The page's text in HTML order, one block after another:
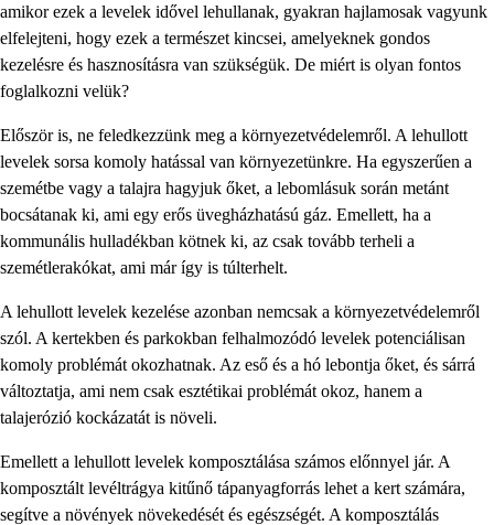
amikor ezek a levelek idővel lehullanak, gyakran hajlamosak vagyunk
elfelejteni, hogy ezek a természet kincsei, amelyeknek gondos
kezelésre és hasznosításra van szükségük. De miért is olyan fontos
foglalkozni velük?
Először is, ne feledkezzünk meg a környezetvédelemről. A lehullott
levelek sorsa komoly hatással van környezetünkre. Ha egyszerűen a
szemétbe vagy a talajra hagyjuk őket, a lebomlásuk során metánt
bocsátanak ki, ami egy erős üvegházhatású gáz. Emellett, ha a
kommunális hulladékban kötnek ki, az csak tovább terheli a
szemétlerakókat, ami már így is túlterhelt.
A lehullott levelek kezelése azonban nemcsak a környezetvédelemről
szól. A kertekben és parkokban felhalmozódó levelek potenciálisan
komoly problémát okozhatnak. Az eső és a hó lebontja őket, és sárrá
változtatja, ami nem csak esztétikai problémát okoz, hanem a
talajerózió kockázatát is növeli.
Emellett a lehullott levelek komposztálása számos előnnyel jár. A
komposztált levéltrágya kitűnő tápanyagforrás lehet a kert számára,
segítve a növények növekedését és egészségét. A komposztálás